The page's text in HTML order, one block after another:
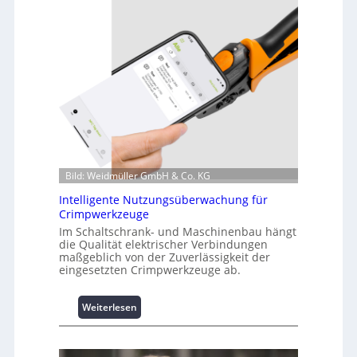
f
t
i
o
n
u
m
L
a
s
s
p
i
Bild: Weidmüller GmbH & Co. KG
Intelligente Nutzungsüberwachung für
Crimpwerkzeuge
Im Schaltschrank- und Maschinenbau hängt
die Qualität elektrischer Verbindungen
maßgeblich von der Zuverlässigkeit der
eingesetzten Crimpwerkzeuge ab.
Weiterlesen:
I
t